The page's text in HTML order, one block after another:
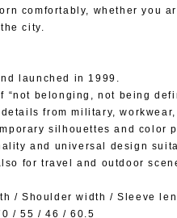
comfortably, whether you
city.
launched in 1999.
“not belonging, not being
from military, workwear,
silhouettes and color
and universal design
for travel and outdoor
/ Shoulder width / Sleeve
/ 55 / 46 / 60.5